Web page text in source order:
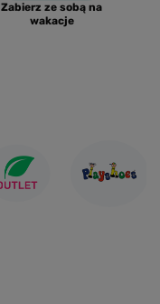
Zabierz ze sobą na
wakacje